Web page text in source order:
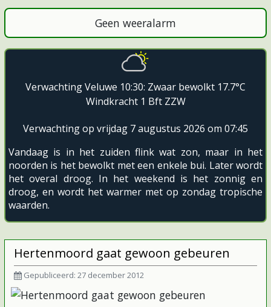
Geen weeralarm
Verwachting Veluwe 10:30: Zwaar bewolkt 17.7°C
Windkracht 1 Bft ZZW
Verwachting op vrijdag 7 augustus 2026 om 07:45
Vandaag is in het zuiden flink wat zon, maar in het
noorden is het bewolkt met een enkele bui. Later wordt
het overal droog. In het weekend is het zonnig en
droog, en wordt het warmer met op zondag tropische
waarden.
Hertenmoord gaat gewoon gebeuren
Gepubliceerd: 27 december 2012